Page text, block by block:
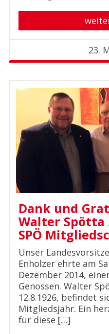
23.
Dank und
Walter Spötta
SPÖ
Unser
Enholzer ehrte am
Dezember 2014,
Genossen. Walter
12.8.1926, befindet
Mitgliedsjahr. Ein
für diese […]